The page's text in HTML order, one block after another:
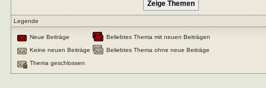
Legende
Neue Beiträge
Beliebtes Thema mit neuen Beiträgen
Keine neuen Beiträge
Beliebtes Thema ohne neue Beiträge
Thema geschlossen